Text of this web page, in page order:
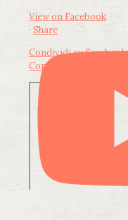
View on Facebook
· Share
Condividi su Facebook
Condividi su LinkedIn